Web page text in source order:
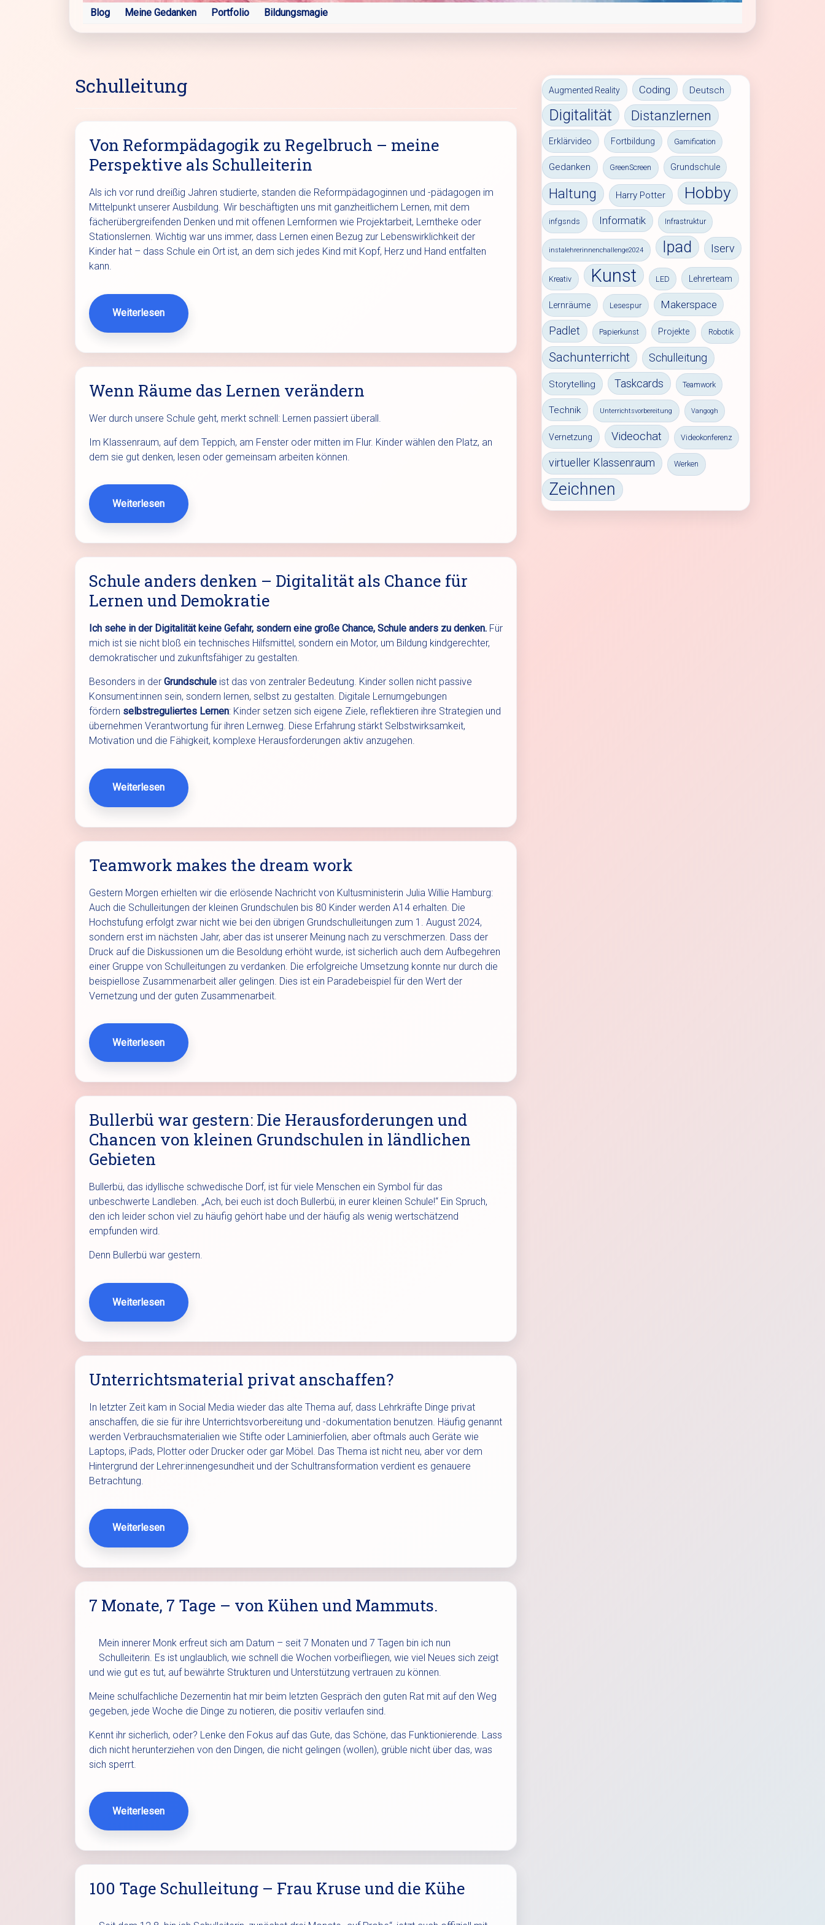
Blog Meine Gedanken Portfolio Bildungsmagie
Schulleitung
Von Reformpädagogik zu Regelbruch – meine
Perspektive als Schulleiterin
Als ich vor rund dreißig Jahren studierte, standen die Reformpädagoginnen und -pädagogen im
Mittelpunkt unserer Ausbildung. Wir beschäftigten uns mit ganzheitlichem Lernen, mit dem
fächerübergreifenden Denken und mit offenen Lernformen wie Projektarbeit, Lerntheke oder
Stationslernen. Wichtig war uns immer, dass Lernen einen Bezug zur Lebenswirklichkeit der
Kinder hat – dass Schule ein Ort ist, an dem sich jedes Kind mit Kopf, Herz und Hand entfalten
kann.
Weiterlesen
Wenn Räume das Lernen verändern
Wer durch unsere Schule geht, merkt schnell: Lernen passiert überall.
Im Klassenraum, auf dem Teppich, am Fenster oder mitten im Flur. Kinder wählen den Platz, an
dem sie gut denken, lesen oder gemeinsam arbeiten können.
Weiterlesen
Schule anders denken – Digitalität als Chance für
Lernen und Demokratie
Ich sehe in der Digitalität keine Gefahr, sondern eine große Chance, Schule anders zu denken. Für
mich ist sie nicht bloß ein technisches Hilfsmittel, sondern ein Motor, um Bildung kindgerechter,
demokratischer und zukunftsfähiger zu gestalten.
Besonders in der Grundschule ist das von zentraler Bedeutung. Kinder sollen nicht passive
Konsument:innen sein, sondern lernen, selbst zu gestalten. Digitale Lernumgebungen
fördern selbstreguliertes Lernen: Kinder setzen sich eigene Ziele, reflektieren ihre Strategien und
übernehmen Verantwortung für ihren Lernweg. Diese Erfahrung stärkt Selbstwirksamkeit,
Motivation und die Fähigkeit, komplexe Herausforderungen aktiv anzugehen.
Weiterlesen
Teamwork makes the dream work
Gestern Morgen erhielten wir die erlösende Nachricht von Kultusministerin Julia Willie Hamburg:
Auch die Schulleitungen der kleinen Grundschulen bis 80 Kinder werden A14 erhalten. Die
Hochstufung erfolgt zwar nicht wie bei den übrigen Grundschulleitungen zum 1. August 2024,
sondern erst im nächsten Jahr, aber das ist unserer Meinung nach zu verschmerzen. Dass der
Druck auf die Diskussionen um die Besoldung erhöht wurde, ist sicherlich auch dem Aufbegehren
einer Gruppe von Schulleitungen zu verdanken. Die erfolgreiche Umsetzung konnte nur durch die
beispiellose Zusammenarbeit aller gelingen. Dies ist ein Paradebeispiel für den Wert der
Vernetzung und der guten Zusammenarbeit.
Weiterlesen
Bullerbü war gestern: Die Herausforderungen und
Chancen von kleinen Grundschulen in ländlichen
Gebieten
Bullerbü, das idyllische schwedische Dorf, ist für viele Menschen ein Symbol für das
unbeschwerte Landleben. „Ach, bei euch ist doch Bullerbü, in eurer kleinen Schule!“ Ein Spruch,
den ich leider schon viel zu häufig gehört habe und der häufig als wenig wertschätzend
empfunden wird.
Denn Bullerbü war gestern.
Weiterlesen
Unterrichtsmaterial privat anschaffen?
In letzter Zeit kam in Social Media wieder das alte Thema auf, dass Lehrkräfte Dinge privat
anschaffen, die sie für ihre Unterrichtsvorbereitung und -dokumentation benutzen. Häufig genannt
werden Verbrauchsmaterialien wie Stifte oder Laminierfolien, aber oftmals auch Geräte wie
Laptops, iPads, Plotter oder Drucker oder gar Möbel. Das Thema ist nicht neu, aber vor dem
Hintergrund der Lehrer:innengesundheit und der Schultransformation verdient es genauere
Betrachtung.
Weiterlesen
7 Monate, 7 Tage – von Kühen und Mammuts.
Mein innerer Monk erfreut sich am Datum – seit 7 Monaten und 7 Tagen bin ich nun
Schulleiterin. Es ist unglaublich, wie schnell die Wochen vorbeifliegen, wie viel Neues sich zeigt
und wie gut es tut, auf bewährte Strukturen und Unterstützung vertrauen zu können.
Meine schulfachliche Dezernentin hat mir beim letzten Gespräch den guten Rat mit auf den Weg
gegeben, jede Woche die Dinge zu notieren, die positiv verlaufen sind.
Kennt ihr sicherlich, oder? Lenke den Fokus auf das Gute, das Schöne, das Funktionierende. Lass
dich nicht herunterziehen von den Dingen, die nicht gelingen (wollen), grüble nicht über das, was
sich sperrt.
Weiterlesen
100 Tage Schulleitung – Frau Kruse und die Kühe
Augmented Reality Coding Deutsch
Digitalität Distanzlernen
Erklärvideo Fortbildung Gamification
Gedanken GreenScreen Grundschule
Haltung Harry Potter Hobby
infgsnds Informatik Infrastruktur
instalehrerinnenchallenge2024 Ipad Iserv
Kreativ Kunst LED Lehrerteam
Lernräume Lesespur Makerspace
Padlet Papierkunst Projekte Robotik
Sachunterricht Schulleitung
Storytelling Taskcards Teamwork
Technik Unterrichtsvorbereitung Vangogh
Vernetzung Videochat Videokonferenz
virtueller Klassenraum Werken
Zeichnen